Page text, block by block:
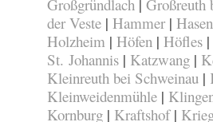
Großgründlach | Großreuth
der Veste | Hammer |
Holzheim | Höfen | Höfles |
St. Johannis | Katzwang |
Kleinreuth bei Schweinau |
Kleinweidenmühle |
Kornburg | Kraftshof|